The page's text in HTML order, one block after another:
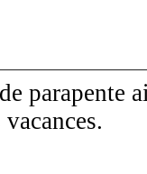
parapente